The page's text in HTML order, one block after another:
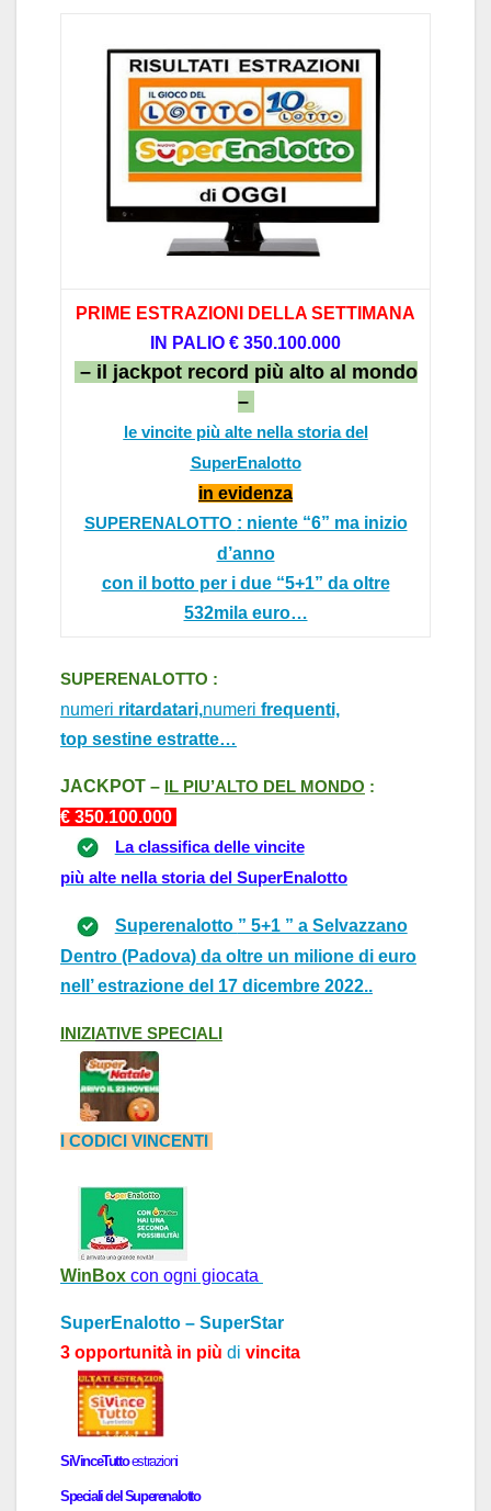
PRIME ESTRAZIONI DELLA SETTIMANA
IN PALIO € 350.100.000
– il jackpot record più alto al mondo
–
le vincite più alte nella storia del
SuperEnalotto
in evidenza
SUPERENALOTTO : niente “6” ma inizio
d’anno
con il botto per i due “5+1” da oltre
532mila euro…
SUPERENALOTTO :
numeri ritardatari,numeri frequenti,
top sestine estratte…
JACKPOT – IL PIU’A LTO DEL MONDO :
€ 350.100.000
La classifica delle vincite
più alte nella storia del SuperEnalotto
Superenalotto ” 5+1 ” a Selvazzano
Dentro (Padova) da oltre un milione di euro
nell’ estrazione del 17 dicembre 2022..
INIZI ATIVE SPECI ALI
I CODICI VINCENTI
WinBox con ogni giocata
SuperEnalotto – SuperStar
3 opportunità in più di vincita
SiVinceTuttoestrazioni
Speciali del Superenalotto